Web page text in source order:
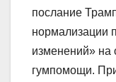
послание
нормализации
изменений»
гумпомощи.